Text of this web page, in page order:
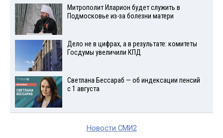
Митрополит Иларион будет служить в
Подмосковье из-за болезни матери
Дело не в цифрах, а в результате: комитеты
Госдумы увеличили КПД
Светлана Бессараб — об индексации пенсий
с 1 августа
Новости СМИ2